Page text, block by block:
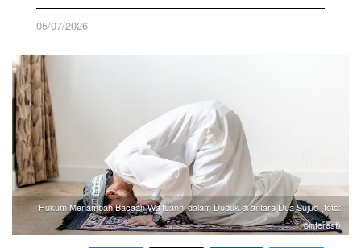
05/07/2026
Hukum Menambah Bacaan Wa’fuanni dalam Duduk di antara Dua Sujud (foto:
pinterest)